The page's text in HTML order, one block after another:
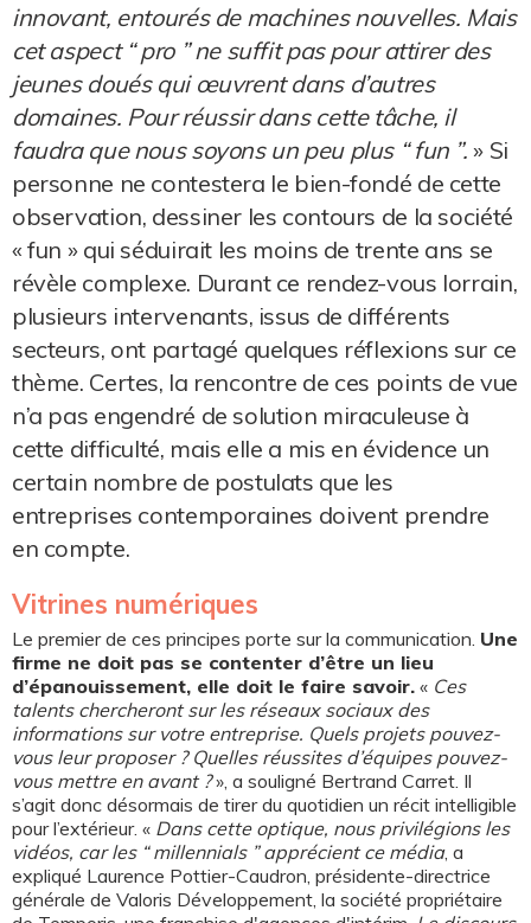
innovant, entourés de machines nouvelles. Mais
cet aspect “ pro ” ne suffit pas pour attirer des
jeunes doués qui œuvrent dans d’autres
domaines. Pour réussir dans cette tâche, il
faudra que nous soyons un peu plus “ fun ”. » Si
personne ne contestera le bien-fondé de cette
observation, dessiner les contours de la société
« fun » qui séduirait les moins de trente ans se
révèle complexe. Durant ce rendez-vous lorrain,
plusieurs intervenants, issus de différents
secteurs, ont partagé quelques réflexions sur ce
thème. Certes, la rencontre de ces points de vue
n’a pas engendré de solution miraculeuse à
cette difficulté, mais elle a mis en évidence un
certain nombre de postulats que les
entreprises contemporaines doivent prendre
en compte.
Vitrines numériques
Le premier de ces principes porte sur la communication. Une
firme ne doit pas se contenter d’être un lieu
d’épanouissement, elle doit le faire savoir. « Ces
talents chercheront sur les réseaux sociaux des
informations sur votre entreprise. Quels projets pouvez-
vous leur proposer ? Quelles réussites d’équipes pouvez-
vous mettre en avant ?», a souligné Bertrand Carret. Il
s’agit donc désormais de tirer du quotidien un récit intelligible
pour l’extérieur. « Dans cette optique, nous privilégions les
vidéos, car les “ millennials ” apprécient ce média, a
expliqué Laurence Pottier-Caudron, présidente-directrice
générale de Valoris Développement, la société propriétaire